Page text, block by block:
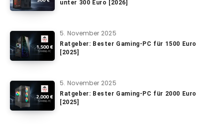
unter 300 Euro [2026]
5. November 2025
Ratgeber: Bester Gaming-PC für 1500 Euro
[2025]
5. November 2025
Ratgeber: Bester Gaming-PC für 2000 Euro
[2025]